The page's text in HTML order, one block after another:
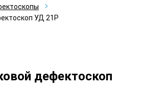
УД 21Р
дефектоскоп